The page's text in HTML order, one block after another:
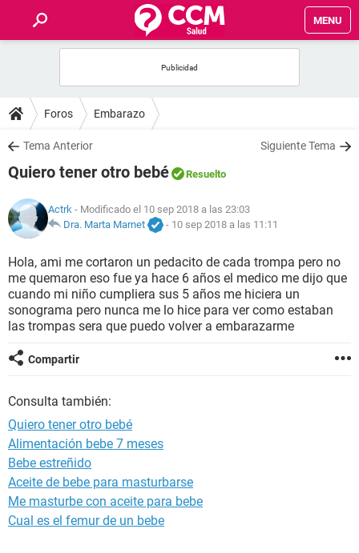
MENU
FOROS
SALUD
FAMILIA
NUTRICIÓN
BIENESTAR
SEXUALIDAD
GLOSARIO
Foros Embarazo
Tema Anterior Siguiente Tema
Quiero tener otro bebé Resuelto
Actrk - Modificado el 10 sep 2018 a las 23:03
Dra. Marta Marnet
- 10 sep 2018 a las 11:11
Hola, ami me cortaron un pedacito de cada trompa pero no
me quemaron eso fue ya hace 6 años el medico me dijo que
cuando mi niño cumpliera sus 5 años me hiciera un
sonograma pero nunca me lo hice para ver como estaban
las trompas sera que puedo volver a embarazarme
Compartir
Consulta también:
Quiero tener otro bebé
Alimentación bebe 7 meses
Bebe estreñido
Aceite de bebe para masturbarse
Me masturbe con aceite para bebe
Cual es el femur de un bebe